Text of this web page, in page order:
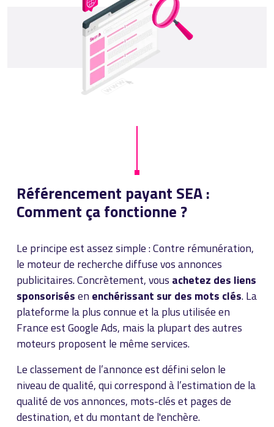
Référencement payant SEA :
Comment ça fonctionne ?
Le principe est assez simple : Contre rémunération,
le moteur de recherche diffuse vos annonces
publicitaires. Concrètement, vous achetez des liens
sponsorisésen enchérissant sur des mots clés. La
plateforme la plus connue et la plus utilisée en
France est Google Ads, mais la plupart des autres
moteurs proposent le même services.
Le classement de l’annonce est défini selon le
niveau de qualité, qui correspond à l’estimation de la
qualité de vos annonces, mots-clés et pages de
destination, et du montant de l'enchère.